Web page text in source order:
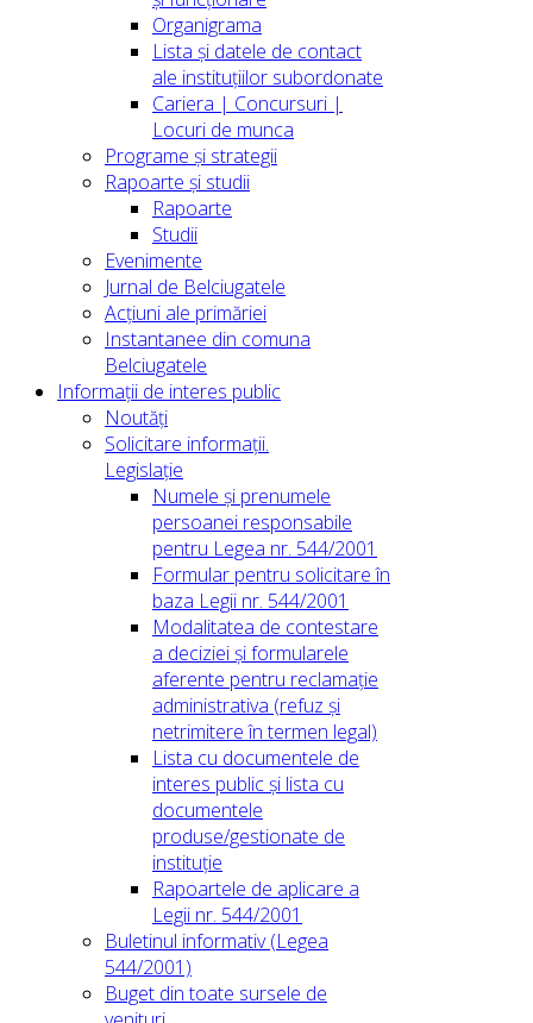
Organigrama
Lista și datele de contact
ale instituțiilor subordonate
Cariera | Concursuri |
Locuri de munca
Programe și strategii
Rapoarte și studii
Rapoarte
Studii
Evenimente
Jurnal de Belciugatele
Acțiuni ale primăriei
Instantanee din comuna
Belciugatele
Informații de interes public
Noutăți
Solicitare informații.
Legislație
Numele și prenumele
persoanei responsabile
pentru Legea nr. 544/2001
Formular pentru solicitare în
baza Legii nr. 544/2001
Modalitatea de contestare
a deciziei și formularele
aferente pentru reclamație
administrativa (refuz și
netrimitere în termen legal)
Lista cu documentele de
interes public și lista cu
documentele
produse/gestionate de
instituție
Rapoartele de aplicare a
Legii nr. 544/2001
Buletinul informativ (Legea
544/2001)
Buget din toate sursele de